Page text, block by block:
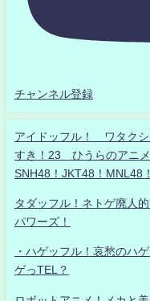
チャンネル登録
アイドッフル！ ワタク
すき！23 ひうらのアニ
SNH48！JKT48！MNL48
タダッフル！ネトゲ廃人
パワーズ！
・ハゲッフル！哀愁のハ
ゲっTEL？